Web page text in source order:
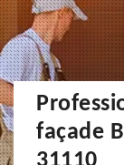
façade